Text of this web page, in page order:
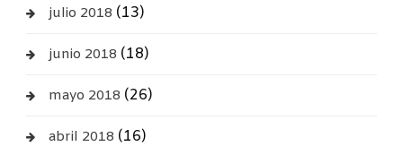
julio 2018 (13)
junio 2018 (18)
mayo 2018 (26)
abril 2018 (16)